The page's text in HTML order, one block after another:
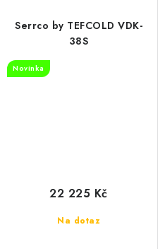
Serrco by TEFCOLD VDK-
38S
Novinka
Na dotaz
22 225 Kč